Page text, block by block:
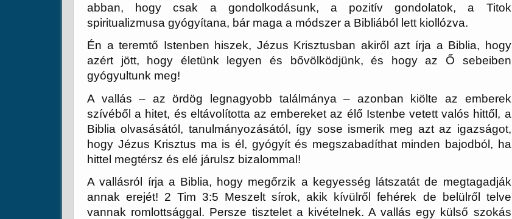
abban, hogy csak a gondolkodásunk, a pozitív gondolatok, a Titok
spiritualizmusa gyógyítana, bár maga a módszer a Bibliából lett kiollózva.
Én a teremtő Istenben hiszek, Jézus Krisztusban akiről azt írja a Biblia, hogy
azért jött, hogy életünk legyen és bővölködjünk, és hogy az Ő sebeiben
gyógyultunk meg!
A vallás – az ördög legnagyobb találmánya – azonban kiölte az emberek
szívéből a hitet, és eltávolította az embereket az élő Istenbe vetett valós hittől, a
Biblia olvasásától, tanulmányozásától, így sose ismerik meg azt az igazságot,
hogy Jézus Krisztus ma is él, gyógyít és megszabadíthat minden bajodból, ha
hittel megtérsz és elé járulsz bizalommal!
A vallásról írja a Biblia, hogy megőrzik a kegyesség látszatát de megtagadják
annak erejét! 2 Tim 3:5 Meszelt sírok, akik kívülről fehérek de belülről telve
vannak romlottsággal. Persze tisztelet a kivételnek. A vallás egy külső szokás